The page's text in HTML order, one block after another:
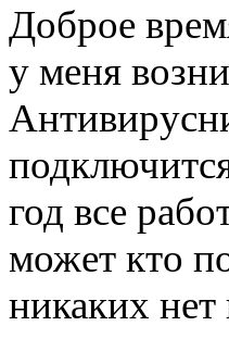
Доброе
у меня
год все
может кто
никаких